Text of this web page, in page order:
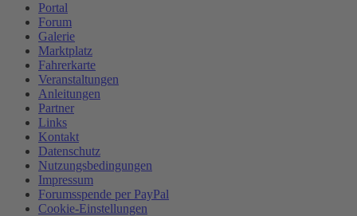
Portal
Forum
Galerie
Marktplatz
Fahrerkarte
Veranstaltungen
Anleitungen
Partner
Links
Kontakt
Datenschutz
Nutzungsbedingungen
Impressum
Forumsspende per PayPal
Cookie-Einstellungen